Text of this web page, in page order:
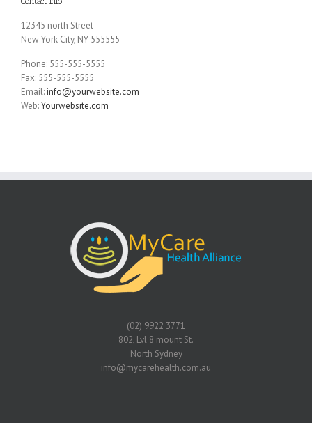
12345 north Street
New York City, NY 555555
Phone: 555-555-5555
Fax: 555-555-5555
Email:info@yourwebsite.com
Web:Yourwebsite.com
(02) 9922 3771
802, Lvl 8 mount St.
North Sydney
info@mycarehealth.com.au